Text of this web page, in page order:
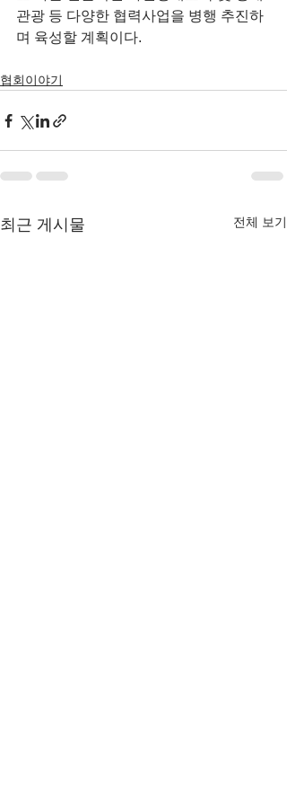
관광 등 다양한 협력사업을 병행 추진하
며 육성할 계획이다.
협회이야기
최근 게시물 전체 보기